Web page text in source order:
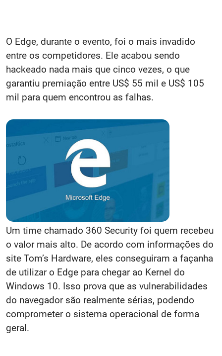
O Edge, durante o evento, foi o mais invadido
entre os competidores. Ele acabou sendo
hackeado nada mais que cinco vezes, o que
garantiu premiação entre US$ 55 mil e US$ 105
mil para quem encontrou as falhas.
Um time chamado 360 Security foi quem recebeu
o valor mais alto. De acordo com informações do
site Tom’s Hardware, eles conseguiram a façanha
de utilizar o Edge para chegar ao Kernel do
Windows 10. Isso prova que as vulnerabilidades
do navegador são realmente sérias, podendo
comprometer o sistema operacional de forma
geral.